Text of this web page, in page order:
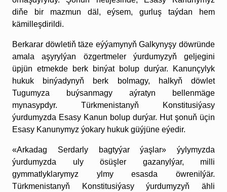
diňe bir mazmun däl, eýsem, gurluş taýdan hem
kämilleşdirildi.
Berkarar döwletiň täze eýýamynyň Galkynyşy döwründe
amala aşyrylýan özgertmeler ýurdumyzyň geljegini
üpjün etmekde berk binýat bolup durýar. Kanunçylyk
hukuk binýadynyň berk bolmagy, halkyň döwlet
Tugumyza buýsanmagy aýratyn bellenmäge
mynasypdyr. Türkmenistanyň Konstitusiýasy
ýurdumyzda Esasy Kanun bolup durýar. Hut şonuň üçin
Esasy Kanunymyz ýokary hukuk güýjüne eýedir.
«Arkadag Serdarly bagtyýar ýaşlar» ýylymyzda
ýurdumyzda uly ösüşler gazanylýar, milli
gymmatlyklarymyz ylmy esasda öwrenilýär.
Türkmenistanyň Konstitusiýasy ýurdumyzyň ähli